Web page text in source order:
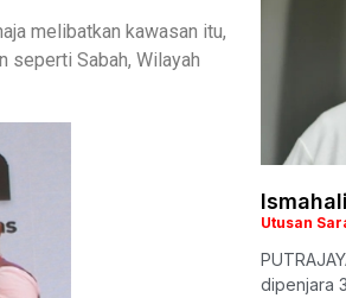
melibatkan kawasan itu,
seperti Sabah, Wilayah
Utusan
dipenjara